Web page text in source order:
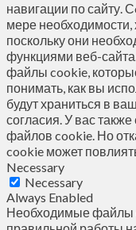
навигации по сайту.
мере
поскольку они
функциями веб-
файлы cookie,
понимать, как вы
будут храниться в
согласия. У вас также
файлов cookie. Но
cookie может
Necessary
Necessary
Always Enabled
Необходимые файлы